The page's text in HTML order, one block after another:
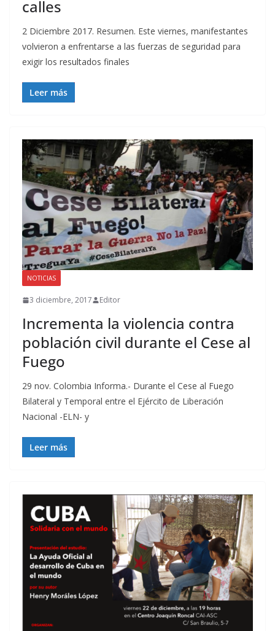
calles
2 Diciembre 2017. Resumen. Este viernes, manifestantes
volvieron a enfrentarse a las fuerzas de seguridad para
exigir los resultados finales
Leer más
NOTICIAS
3 diciembre, 2017 Editor
Incrementa la violencia contra
población civil durante el Cese al
Fuego
29 nov. Colombia Informa.- Durante el Cese al Fuego
Bilateral y Temporal entre el Ejército de Liberación
Nacional -ELN- y
Leer más